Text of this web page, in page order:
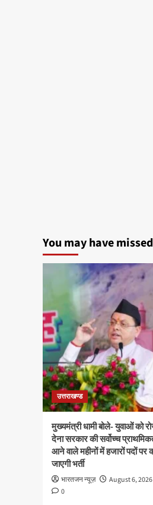
You may have missed
उत्तराखण्ड
मुख्यमंत्री धामी बोले- युवाओं को
देना सरकार की सर्वोच्च
आने वाले महीनों में हजारों पदों पर
जाएगी भर्ती
भारतजन न्यूज़
August 6, 2026
0